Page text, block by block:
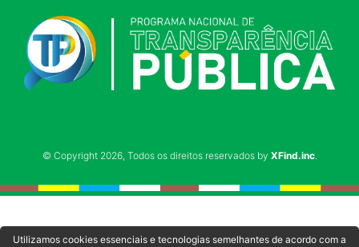
© Copyright 2026, Todos os direitos reservados by XFind.inc.
Utilizamos cookies essenciais e tecnologias semelhantes de acordo com a